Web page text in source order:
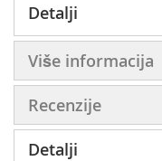
Detalji
Više informacija
Recenzije
Detalji